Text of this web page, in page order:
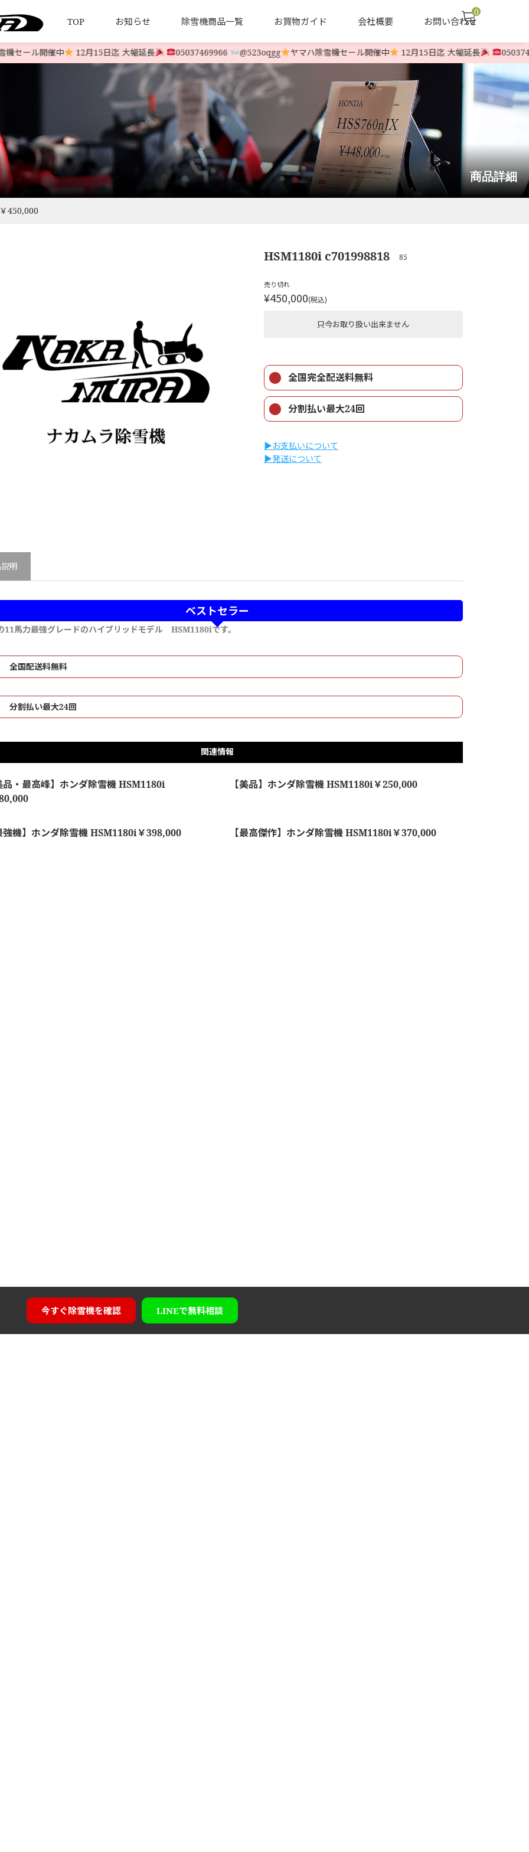
商品詳細
450,000
TOP お知らせ 除雪機商品一覧 お買物ガイド 会社概要 お問い合わせ
HONDA 中古除雪機
YAMAHA 中古除雪機
LINE-UP
ヤナセ他 中古除雪機
LINE-UP
ついて 発送について お客様の声
法とプライバシーポリシー
0
ール開催中 12月15日迄 大幅延長 05037469966 @523oqgg ヤマハ除雪機セール開催中 12月15日迄 大幅延長
HSM1180i c701998818 85
売り切れ
¥450,000(税込)
只今お取り扱い出来ません
全国完全配送料無料
分割払い最大24回
▶︎お支払いについて
▶︎発送について
明
ベストセラー
11馬力最強グレードのハイブリッドモデル HSM1180iです。
国配送料無料
割払い最大24回
関連情報
品・最高峰】ホンダ除雪機 HSM1180i
【美品】ホンダ除雪機 HSM1180i￥250,000
強機】ホンダ除雪機 HSM1180i￥398,000 【最高傑作】ホンダ除雪機 HSM1180i￥370,000
今すぐ除雪機を確認 LINEで無料相談